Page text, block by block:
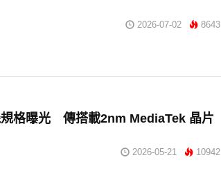
2026-07-02 8643
格曝光 傳搭載2nm MediaTek 晶片
2026-05-21 10942